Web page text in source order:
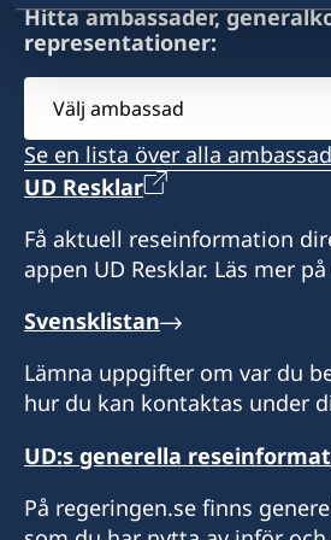
9:00-12:00 mån-fre.
Svenska ambassaden i
sidoackrediterad till Eswatini.
besökare i Eswatini kan vid
konsulatet. Det går även bra
svenska ambassaden i Maputo.
Honorärkonsul
Anita Jones
Hitta ambassader,
representationer:
Välj
ambassad
Se en lista över alla
UD Resklar
Få aktuell reseinformation
appen UD Resklar. Läs mer
Svensklistan
Lämna uppgifter om var du
hur du kan kontaktas under
UD:s generella
På regeringen.se finns